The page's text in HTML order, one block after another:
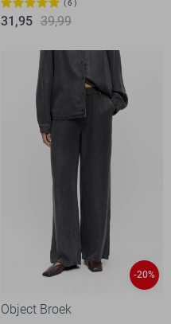
6
31,95 39,99
-20%
Object Broek